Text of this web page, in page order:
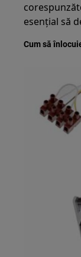
esențial să
Cum să